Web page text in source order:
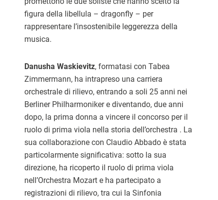
figura della libellula – dragonfly – per
rappresentare l’insostenibile leggerezza della
musica.
Danusha Waskievitz, formatasi con Tabea
Zimmermann, ha intrapreso una carriera
orchestrale di rilievo, entrando a soli 25 anni nei
Berliner Philharmoniker e diventando, due anni
dopo, la prima donna a vincere il concorso per il
ruolo di prima viola nella storia dell’orchestra . La
sua collaborazione con Claudio Abbado è stata
particolarmente significativa: sotto la sua
direzione, ha ricoperto il ruolo di prima viola
nell’Orchestra Mozart e ha partecipato a
registrazioni di rilievo, tra cui la Sinfonia